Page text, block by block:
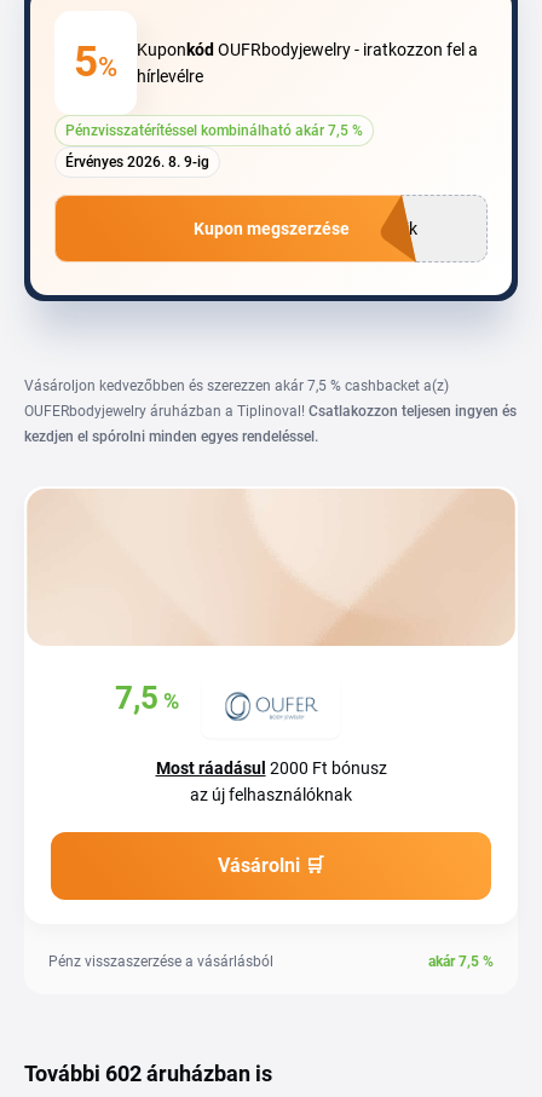
5%
Kuponkód OUFRbodyjewelry - iratkozzon fel a
hírlevélre
Pénzvisszatérítéssel kombinálható akár 7,5 %
Érvényes 2026. 8. 9-ig
zik
Kupon megszerzése
Vásároljon kedvezőbben és szerezzen akár 7,5 % cashbacket a(z)
OUFERbodyjewelry áruházban a Tiplinoval! Csatlakozzon teljesen ingyen és
kezdjen el spórolni minden egyes rendeléssel.
7,5 %
Most ráadásul 2000 Ft bónusz
az új felhasználóknak
Vásárolni 🛒
Pénz visszaszerzése a vásárlásból akár 7,5 %
További 602 áruházban is